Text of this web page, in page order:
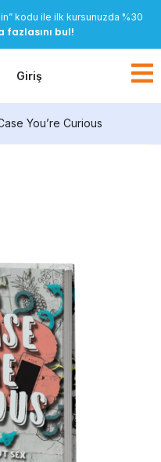
kodu ile ilk kursunuzda %30
fazlasını bul!
Giriş
You’re Curious